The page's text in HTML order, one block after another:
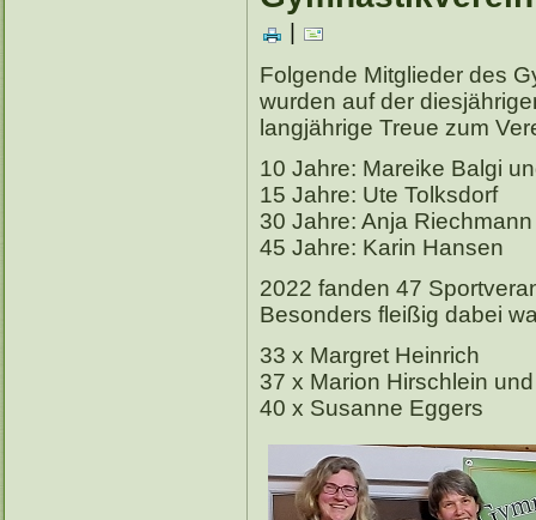
|
Folgende Mitglieder des
wurden auf der
langjährige Treue zum
10 Jahre: Mareike Balgi
15 Jahre: Ute Tolksdorf
30 Jahre: Anja Riechmann
45 Jahre: Karin Hansen
2022 fanden 47
Besonders fleißig dabei
33 x Margret Heinrich
37 x Marion Hirschlein
40 x Susanne Eggers